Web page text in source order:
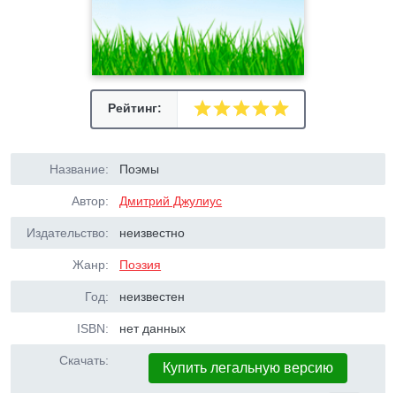
Рейтинг:
Название: Поэмы
Автор: Дмитрий Джулиус
Издательство: неизвестно
Жанр: Поэзия
Год: неизвестен
ISBN: нет данных
Скачать: Купить легальную версию